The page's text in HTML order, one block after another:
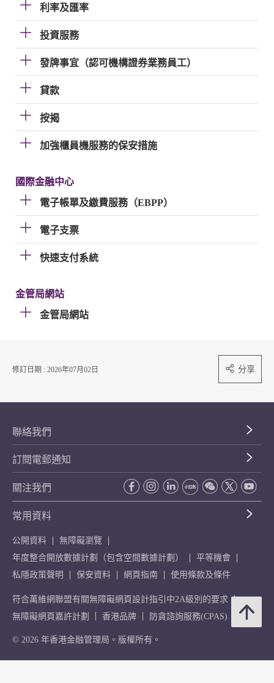
利率及匯率
投資服務
發牌事宜（認可機構證券業務員工）
貸款
按揭
加強櫃員機服務的保安措施
國際金融中心
電子帳單及繳費服務（EBPP）
電子支票
快速支付系統
金管局網站
金管局網站
修訂日期 : 2026年07月02日 分享
聯絡我們
訂閱電郵通知
關注我們
常用資料
公開資料
無障礙瀏覽
年度整合開放數據計劃（包含空間數據計劃）
平等機會
私隱政策聲明
保安資料 網頁指南 使用條款及條件
符合萬維網聯盟有關無障礙網頁設計指引中2A級別的要求
無障礙網頁嘉許計劃
香港品牌 防貪諮詢服務(CPAS)
© 2026 年香港金融管理局。版權所有。